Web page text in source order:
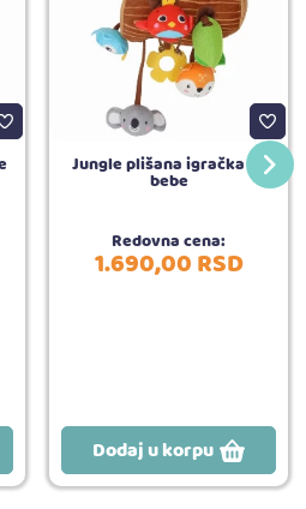
Jungle plišana igračka za
bebe
Redovna cena:
1.690,00RSD
Dodaj u korpu